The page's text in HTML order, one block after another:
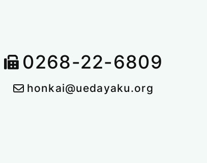
0268-22-6809
honkai@uedayaku.org